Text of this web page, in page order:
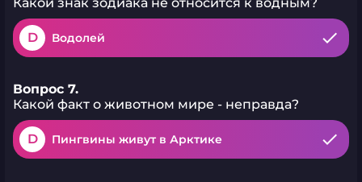
D Водолей
Вопрос 7.
Какой факт о животном мире - неправда?
D Пингвины живут в Арктике